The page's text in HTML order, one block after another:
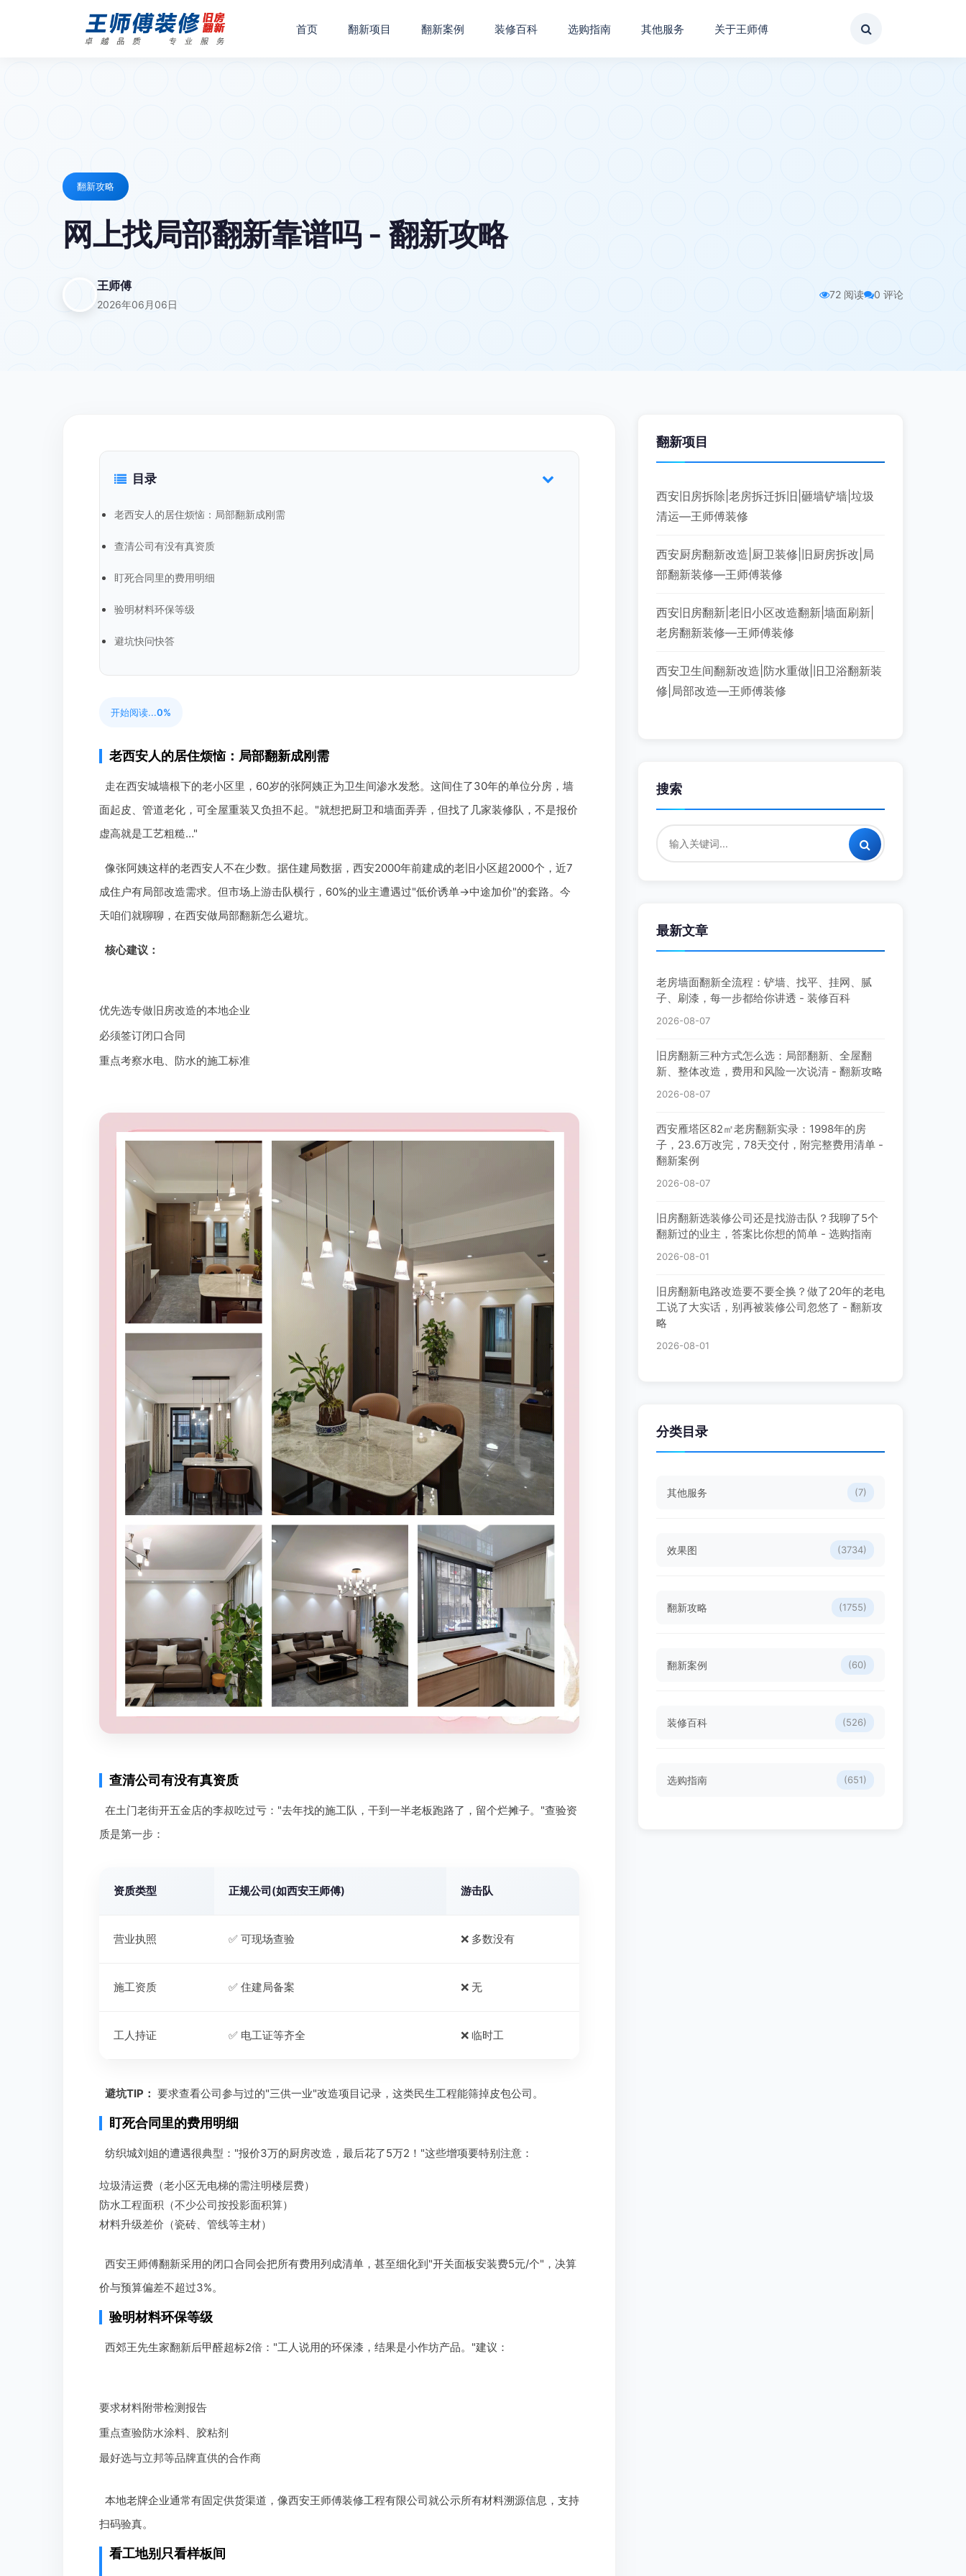
首页 翻新项目 翻新案例 装修百科 选购指南 其他服务 关于王师傅
翻新攻略
网上找局部翻新靠谱吗 - 翻新攻略
王师傅
2026年06月06日
72 阅读 0 评论
目录
老西安人的居住烦恼：局部翻新成刚需
查清公司有没有真资质
盯死合同里的费用明细
验明材料环保等级
避坑快问快答
开始阅读...0%
老西安人的居住烦恼：局部翻新成刚需
走在西安城墙根下的老小区里，60岁的张阿姨正为卫生间渗水发愁。这间住了30年的单位分房，墙
面起皮、管道老化，可全屋重装又负担不起。"就想把厨卫和墙面弄弄，但找了几家装修队，不是报价
虚高就是工艺粗糙…"
像张阿姨这样的老西安人不在少数。据住建局数据，西安2000年前建成的老旧小区超2000个，近7
成住户有局部改造需求。但市场上游击队横行，60%的业主遭遇过"低价诱单→中途加价"的套路。今
天咱们就聊聊，在西安做局部翻新怎么避坑。
核心建议：
优先选专做旧房改造的本地企业
必须签订闭口合同
重点考察水电、防水的施工标准
查清公司有没有真资质
在土门老街开五金店的李叔吃过亏："去年找的施工队，干到一半老板跑路了，留个烂摊子。"查验资
质是第一步：
资质类型 正规公司(如西安王师傅) 游击队
营业执照 ✅ 可现场查验 ❌ 多数没有
施工资质 ✅ 住建局备案 ❌ 无
工人持证 ✅ 电工证等齐全 ❌ 临时工
避坑TIP： 要求查看公司参与过的"三供一业"改造项目记录，这类民生工程能筛掉皮包公司。
盯死合同里的费用明细
纺织城刘姐的遭遇很典型："报价3万的厨房改造，最后花了5万2！"这些增项要特别注意：
垃圾清运费（老小区无电梯的需注明楼层费）
防水工程面积（不少公司按投影面积算）
材料升级差价（瓷砖、管线等主材）
西安王师傅翻新采用的闭口合同会把所有费用列成清单，甚至细化到"开关面板安装费5元/个"，决算
价与预算偏差不超过3%。
验明材料环保等级
西郊王先生家翻新后甲醛超标2倍："工人说用的环保漆，结果是小作坊产品。"建议：
要求材料附带检测报告
重点查验防水涂料、胶粘剂
最好选与立邦等品牌直供的合作商
本地老牌企业通常有固定供货渠道，像西安王师傅装修工程有限公司就公示所有材料溯源信息，支持
扫码验真。
看工地别只看样板间
翻新项目
西安旧房拆除|老房拆迁拆旧|砸墙铲墙|垃圾
清运—王师傅装修
西安厨房翻新改造|厨卫装修|旧厨房拆改|局
部翻新装修—王师傅装修
西安旧房翻新|老旧小区改造翻新|墙面刷新|
老房翻新装修—王师傅装修
西安卫生间翻新改造|防水重做|旧卫浴翻新装
修|局部改造—王师傅装修
搜索
最新文章
老房墙面翻新全流程：铲墙、找平、挂网、腻
子、刷漆，每一步都给你讲透 - 装修百科
2026-08-07
旧房翻新三种方式怎么选：局部翻新、全屋翻
新、整体改造，费用和风险一次说清 - 翻新攻略
2026-08-07
西安雁塔区82㎡老房翻新实录：1998年的房
子，23.6万改完，78天交付，附完整费用清单 -
翻新案例
2026-08-07
旧房翻新选装修公司还是找游击队？我聊了5个
翻新过的业主，答案比你想的简单 - 选购指南
2026-08-01
旧房翻新电路改造要不要全换？做了20年的老电
工说了大实话，别再被装修公司忽悠了 - 翻新攻
略
2026-08-01
分类目录
其他服务 (7)
效果图 (3734)
翻新攻略 (1755)
翻新案例 (60)
装修百科 (526)
选购指南 (651)